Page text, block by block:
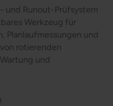
und Runout-Prüfsystem
Werkzeug für
Planlaufmessungen und
rotierenden
und